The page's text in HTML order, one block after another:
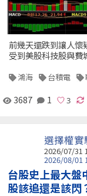
前幾天還跌到讓人懷
受到美股科技股與費
鴻海 台積電
3687 1
選擇權實
2026/07/31
2026/08/01
台股史上最大盤
股該追還是該閃